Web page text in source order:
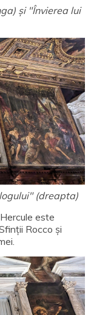
și "Învierea lui
(dreapta)
este
Rocco și